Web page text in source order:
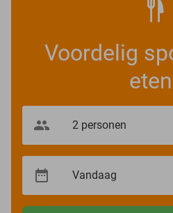
Voordelig